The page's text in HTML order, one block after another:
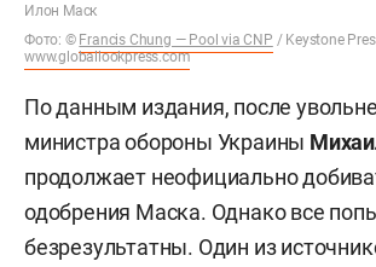
Илон Маск
Фото: © Francis Chung — Pool via CNP / Keystone
www.globallookpress.com
По данным издания, после
министра обороны Украины
продолжает неофициально
одобрения Маска. Однако все
безрезультатны. Один из